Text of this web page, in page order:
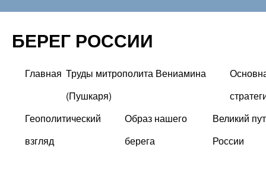
БЕРЕГ РОССИИ
Перейти
содержимому
Главная Труды митрополита Вениамина
(Пушкаря)
Геополитический
взгляд
Образ нашего
берега
Великий
России